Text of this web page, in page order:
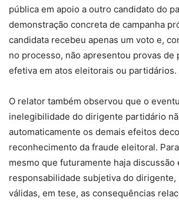
pública em apoio a outro candidato do
demonstração concreta de campanha
candidata recebeu apenas um voto e,
no processo, não apresentou provas de
efetiva em atos eleitorais ou partidários.
O relator também observou que o
inelegibilidade do dirigente partidário
automaticamente os demais efeitos
reconhecimento da fraude eleitoral.
mesmo que futuramente haja discussão
responsabilidade subjetiva do dirigente,
válidas, em tese, as consequências